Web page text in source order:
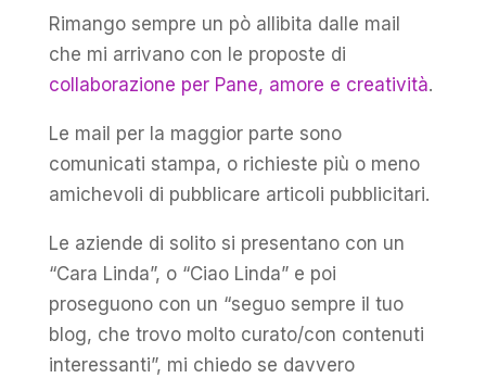
Rimango sempre un pò allibita dalle mail
che mi arrivano con le proposte di
collaborazione per Pane, amore e creatività.
Le mail per la maggior parte sono
comunicati stampa, o richieste più o meno
amichevoli di pubblicare articoli pubblicitari.
Le aziende di solito si presentano con un
“Cara Linda”, o “Ciao Linda” e poi
proseguono con un “seguo sempre il tuo
blog, che trovo molto curato/con contenuti
interessanti”, mi chiedo se davvero